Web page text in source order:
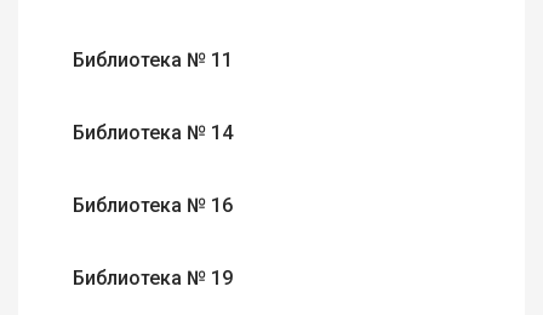
Библиотека № 11
Библиотека № 14
Библиотека № 16
Библиотека № 19